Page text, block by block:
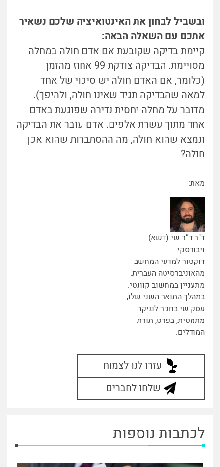
ובשביל לבחון את האינטואיציה שלכם נשאיר
אתכם עם השאלה הבאה:
קיימת בדיקה שקובעת אם אדם חולה במחלה
מסויימת. הבדיקה צודקת 99 אחוז מהזמן
(כלומר, אם האדם חולה יש סיכוי של אחד
למאה שהבדיקה תגיד שאינו חולה, ולהיפך).
מדובר על מחלה יחסית נדירה שפוגעת באדם
אחד מתוך עשרת אלפים. אדם עובר את הבדיקה
ונמצא שהוא חולה, מה ההסתברות שהוא אכן
חולה?
מאת:
ד"ר ד”ר שי (דשא)
ויבורסקי
דוקטור למדעי המחשב
מהאוניברסיטה העברית.
מתעניין במחשוב קוונטי.
במהלך התואר השני שלו,
עסק שי בחקר לוגיקה
מתמטית, בפרט, תורת
המודלים.
עזרו לנו לצמוח
שלחו לחברים
לכתבות נוספות